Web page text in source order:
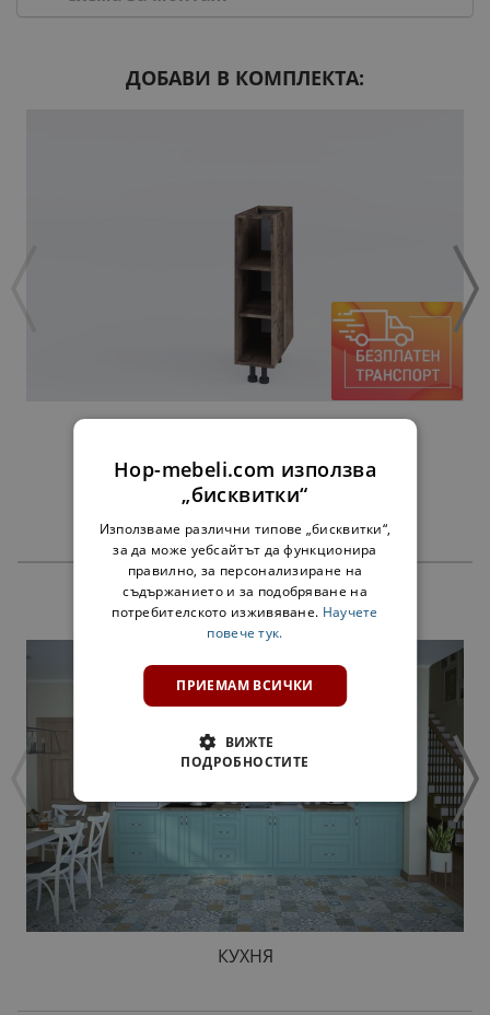
ДОБАВИ В КОМПЛЕКТА:
ДОЛНА ЕТАЖЕРКА Н20 МАРТА ЛУКС
38,00 € 74,32 лв.
ПРОДУКТИ
КУХНЯ
Hop-mebeli.com използва
„бисквитки“
Използваме различни типове „бисквитки“,
за да може уебсайтът да функционира
правилно, за персонализиране на
съдържанието и за подобряване на
потребителското изживяване. Научете
повече тук.
ПРИЕМАМ ВСИЧКИ
ВИЖТЕ
ПОДРОБНОСТИТЕ